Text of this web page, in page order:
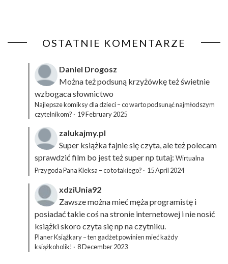
OSTATNIE KOMENTARZE
Daniel Drogosz
Można też podsuną krzyżówkęteż świetnie
wzbogaca słownictwo
Najlepsze komiksy dla dzieci – co warto podsunąć najmłodszym
czytelnikom? · 19 February 2025
zalukajmy.pl
Super książka fajnie się czyta, ale też polecam
sprawdzić film bo jest też super np tutaj: Wirtualna
Przygoda Pana Kleksa – co to takiego? · 15 April 2024
xdziUnia92
Zawsze można mieć męża programistę i
posiadać takie coś na stronie internetowej i nie nosić
książki skoro czyta się np na czytniku.
Planer Książkary – ten gadżet powinien mieć każdy
książkoholik! · 8 December 2023